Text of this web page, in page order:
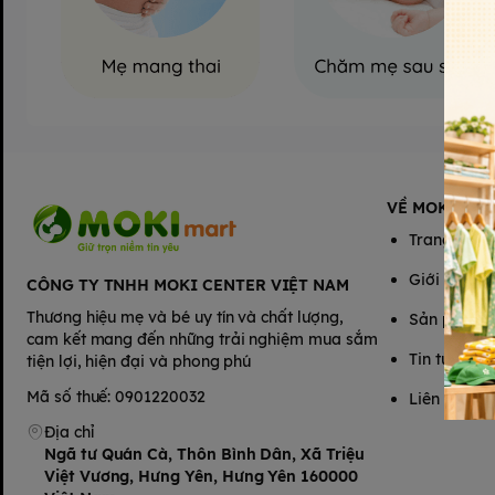
CÔNG TY TNHH MOKI CENTER VIỆT NAM
Thương hiệu mẹ và bé uy tín và chất lượng,
cam kết mang đến những trải nghiệm mua sắm
tiện lợi, hiện đại và phong phú
Mã số thuế: 0901220032
Địa chỉ
Ngã tư Quán Cà, Thôn Bình Dân, Xã Triệu
Việt Vương, Hưng Yên, Hưng Yên 160000
VỀ
Trang chủ
Giới thiệu
Sản phẩm
Tin tức
Liên hệ